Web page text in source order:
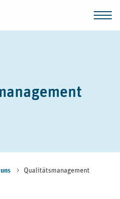
Qualitätsmanagement